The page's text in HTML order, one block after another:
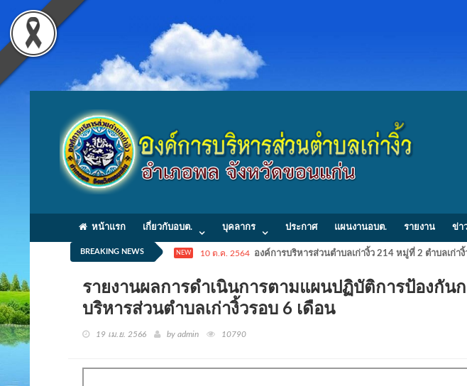
หน้าแรก เกี่ยวกับอบต. บุคลากร ประกาศ แผนงานอบต. รายงาน ข่า
BREAKING NEWS NEW 10 ต.ค. 2564 องค์การบริหารส่วนตำบลเก่างิ้ว 214 หมู่ที่ 2 ตำบลเก่า
รายงานผลการดำเนินการตามแผนปฏิบัติการป้องกัน
บริหารส่วนตำบลเก่างิ้วรอบ 6 เดือน
19 เม.ย. 2566 by admin 10790